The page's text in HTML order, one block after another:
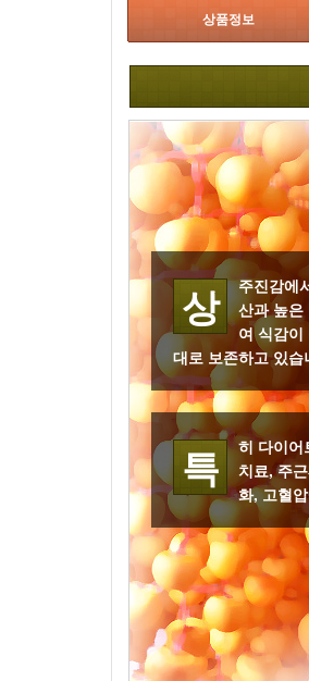
상품정보
상
주진감에
산과 높은
여 식감
대로 보존하고 있습
특
히 다이어
치료, 주
화, 고혈